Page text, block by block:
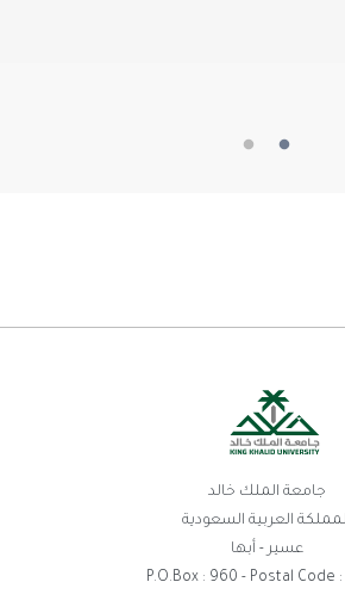
جامعة الملك خالد
العربية السعودية
عسير - أبها
P.O.Box : 960 - Postal